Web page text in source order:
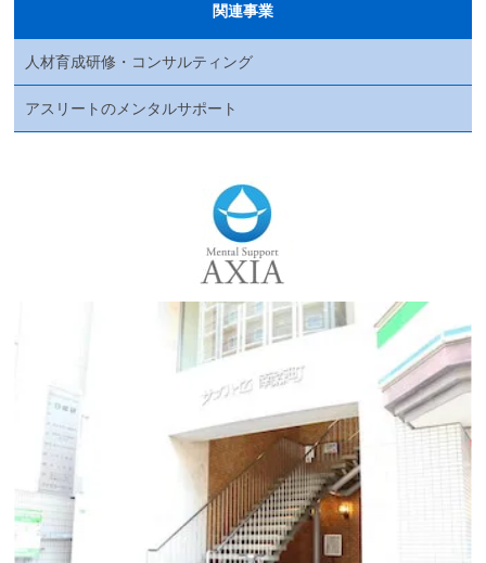
関連事業
人材育成研修・コンサルティング
アスリートのメンタルサポート